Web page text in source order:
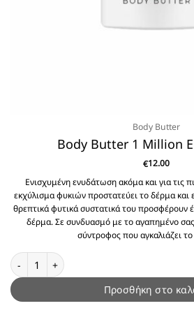
Body Butter
Body Butter 1 Million
€12.00
Ενισχυμένη ενυδάτωση ακόμα και για τις
εκχύλισμα φυκιών προστατεύει το δέρμα και
θρεπτικά φυτικά συστατικά του προσφέρουν
δέρμα. Σε συνδυασμό με το αγαπημένο σας
σύντροφος που αγκαλιάζει
Body Butter 1 Million Elixir 200ml ποσότητα
Προσθήκη στο